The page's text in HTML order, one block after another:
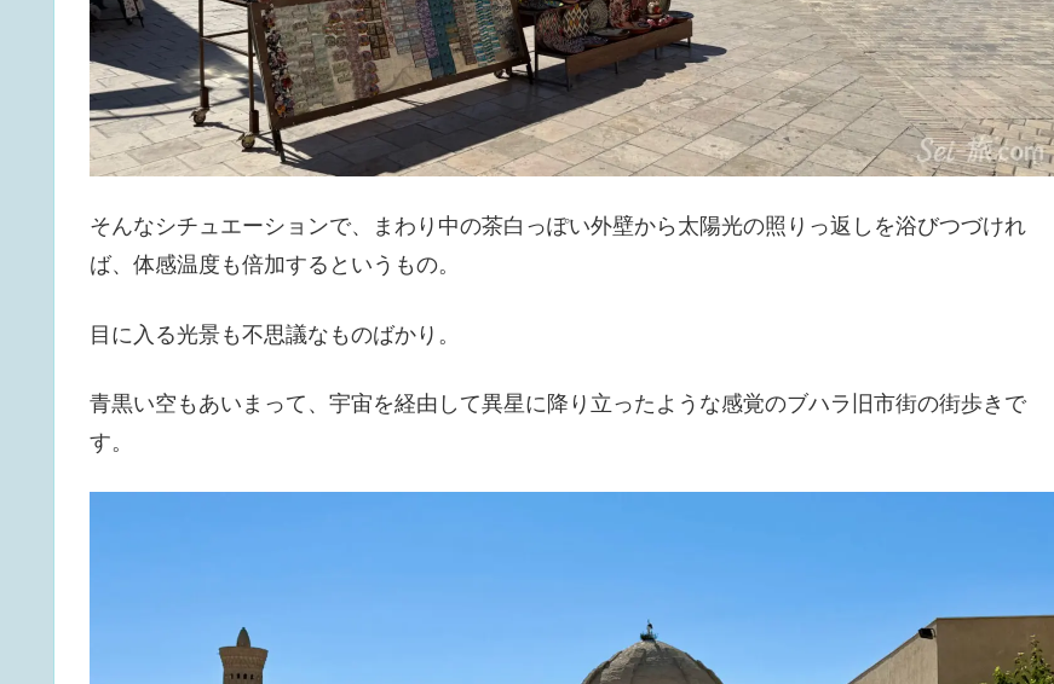
そんなシチュエーションで、まわり中の茶白っぽい外壁から太陽光の照りっ返しを浴びつづけれ
ば、体感温度も倍加するというもの。
目に入る光景も不思議なものばかり。
青黒い空もあいまって、宇宙を経由して異星に降り立ったような感覚のブハラ旧市街の街歩きで
す。